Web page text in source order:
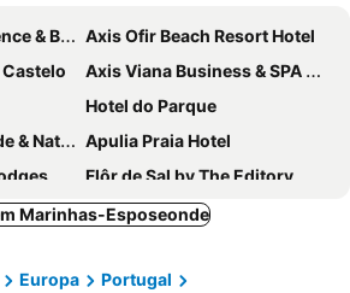
Hotel
Axis Ofir Beach Resort Hotel
Castelo
Axis Viana Business & SPA Hotel
Hotel do Parque
Nature
Apulia Praia Hotel
Porto
Flôr de Sal by The Editory
Hospitality
Hotel Suave Mar
Hotel Torre Mar
Marinhas-Esposeonde
Europa
Portugal